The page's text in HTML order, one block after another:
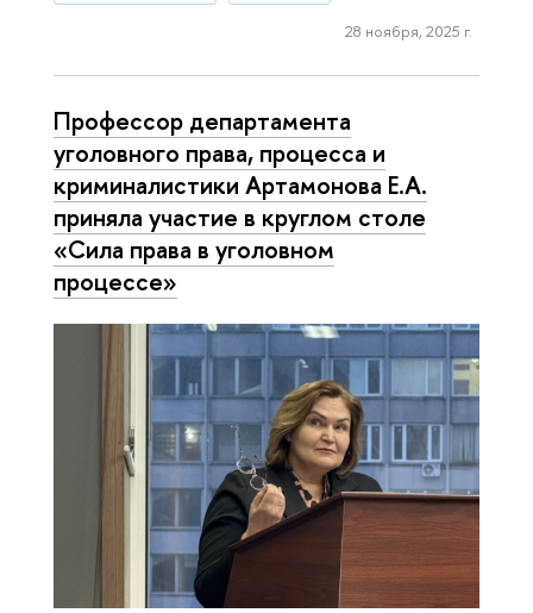
28 ноября, 2025 г.
Профессор департамента
уголовного права, процесса и
криминалистики Артамонова Е.А.
приняла участие в круглом столе
«Сила права в уголовном
процессе»